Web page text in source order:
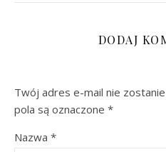
DODAJ
Twój adres e-mail nie
pola są oznaczone *
Nazwa *